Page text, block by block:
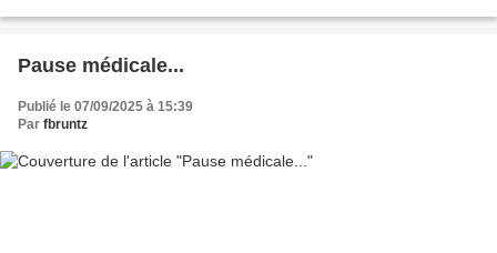
Pause médicale...
Publié le 07/09/2025 à 15:39
Par fbruntz